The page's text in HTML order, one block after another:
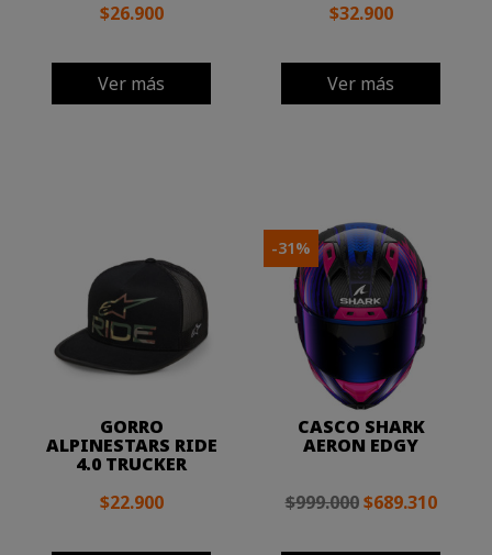
$26.900
Ver más
$32.900
Ver más
GORRO
ALPINESTARS RIDE
4.0 TRUCKER
$22.900
CASCO SHARK
AERON EDGY
$999.000 $689.310
-31%